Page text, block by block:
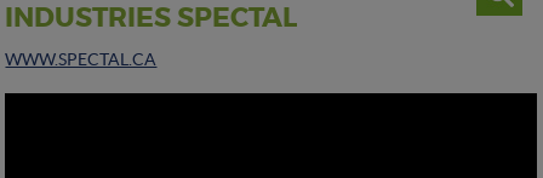
INDUSTRIES SPECTAL
WWW.SPECTAL.CA